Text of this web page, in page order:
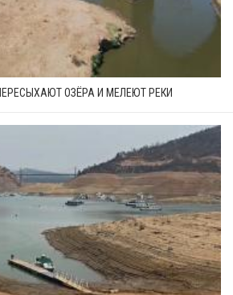
ОЗЁРА И МЕЛЕЮТ РЕКИ